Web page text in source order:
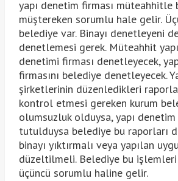
yapı denetim firması müteahhitle
müştereken sorumlu hale gelir.
belediye var. Binayı denetleyeni
denetlemesi gerek. Müteahhit
denetimi firması denetleyecek,
firmasını belediye denetleyecek.
şirketlerinin düzenledikleri
kontrol etmesi gereken kurum
olumsuzluk olduysa, yapı
tutulduysa belediye bu raporları
binayı yıktırmalı veya yapılan
düzeltilmeli. Belediye bu işlemleri
üçüncü sorumlu haline gelir.